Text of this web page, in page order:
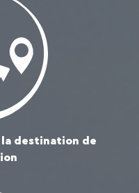
destination de